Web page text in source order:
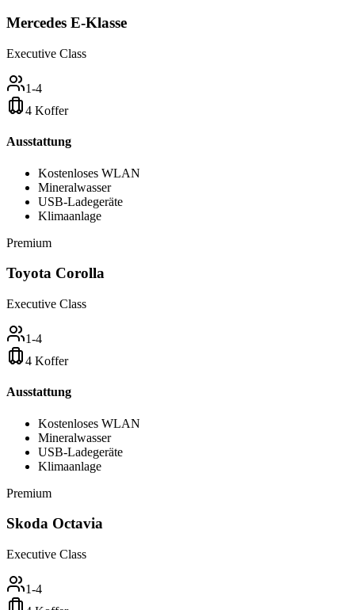
Mercedes E-Klasse
Executive Class
1-4
4 Koffer
Ausstattung
Kostenloses WLAN
Mineralwasser
USB-Ladegeräte
Klimaanlage
Premium
Toyota Corolla
Executive Class
1-4
4 Koffer
Ausstattung
Kostenloses WLAN
Mineralwasser
USB-Ladegeräte
Klimaanlage
Premium
Skoda Octavia
Executive Class
1-4